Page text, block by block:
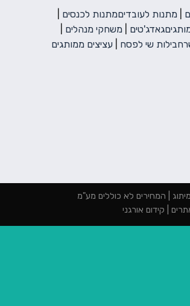
מתנות לעובדיםמתנות לכנסים
גאדג'טים משחקי מנהלים
חבילות שי לפסח עציצים ממותגים
קידום אורגני